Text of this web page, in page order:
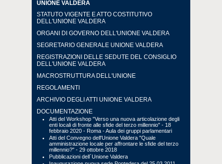
UNIONE VALDERA
STATUTO VIGENTE E ATTO COSTITUTIVO
DELL'UNIONE VALDERA
ORGANI DI GOVERNO DELL'UNIONE VALDERA
SEGRETARIO GENERALE UNIONE VALDERA
REGISTRAZIONI DELLE SEDUTE DEL CONSIGLIO
DELL'UNIONE VALDERA
MACROSTRUTTURA DELL'UNIONE
REGOLAMENTI
ARCHIVIO DEGLI ATTI UNIONE VALDERA
DOCUMENTAZIONE
Atti del Workshop "Verso una nuova articolazione degli
enti locali di fronte alle sfide del terzo millennio" - 18
febbraio 2020 - Roma - Aula dei gruppi parlamentari
Atti del Convegno dell'Unione Valdera "Quale
amministrazione locale per affrontare le sfide del terzo
millennio?" - 29 ottobre 2018
Pubblicazioni dell´Unione Valdera